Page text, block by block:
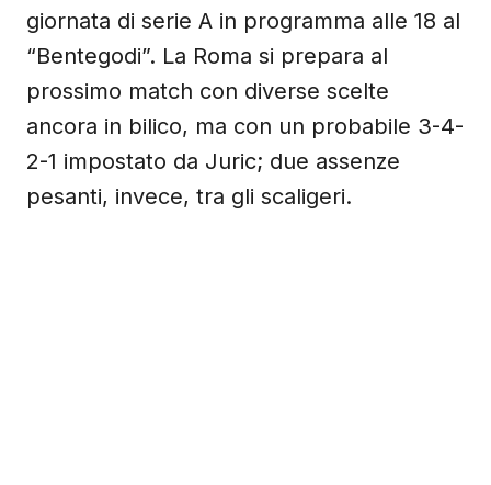
giornata di serie A in programma alle 18 al
“Bentegodi”. La Roma si prepara al
prossimo match con diverse scelte
ancora in bilico, ma con un probabile 3-4-
2-1 impostato da Juric; due assenze
pesanti, invece, tra gli scaligeri.